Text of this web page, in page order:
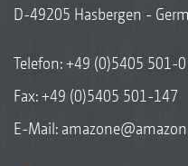
D-49205 Hasbergen -
Telefon:+49 (0)5405 501-0
Fax: +49 (0)5405 501-147
E-Mail: